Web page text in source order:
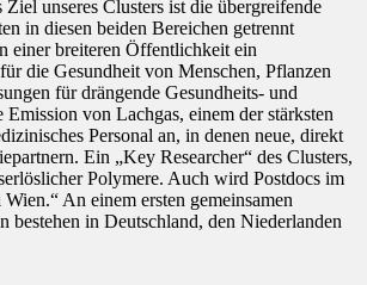
unseres Clusters ist die übergreifende
in diesen beiden Bereichen getrennt
einer breiteren Öffentlichkeit ein
die Gesundheit von Menschen, Pflanzen
für drängende Gesundheits- und
von Lachgas, einem der stärksten
Personal an, in denen neue, direkt
Ein „Key Researcher“ des Clusters,
Polymere. Auch wird Postdocs im
An einem ersten gemeinsamen
in Deutschland, den Niederlanden